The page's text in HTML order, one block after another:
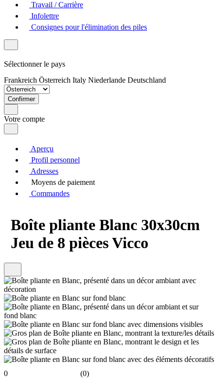
Travail / Carrière
Infolettre
Consignes pour l'élimination des piles
Sélectionner le pays
Frankreich Österreich Italy Niederlande Deutschland
Confirmer
Votre compte
Aperçu
Profil personnel
Adresses
Moyens de paiement
Commandes
Boîte pliante Blanc 30x30cm
Jeu de 8 pièces Vicco
0
(0)